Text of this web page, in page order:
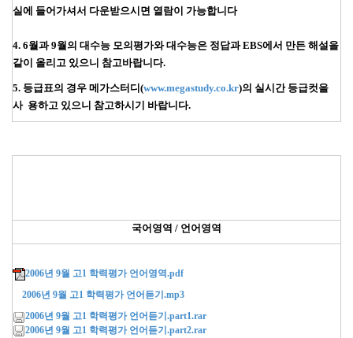
실에 들어가셔서 다운받으시면 열람이 가능합니다
4. 6월과 9월의 대수능 모의평가와 대수능은 정답과 EBS에서 만든 해설을
같이 올리고 있으니 참고바랍니다.
5. 등급표의 경우 메가스터디(www.megastudy.co.kr)의 실시간 등급컷을
사 용하고 있으니 참고하시기 바랍니다.
국어영역 / 언어영역
2006년 9월 고1 학력평가 언어영역.pdf
2006년 9월 고1 학력평가 언어듣기.mp3
2006년 9월 고1 학력평가 언어듣기.part1.rar
2006년 9월 고1 학력평가 언어듣기.part2.rar